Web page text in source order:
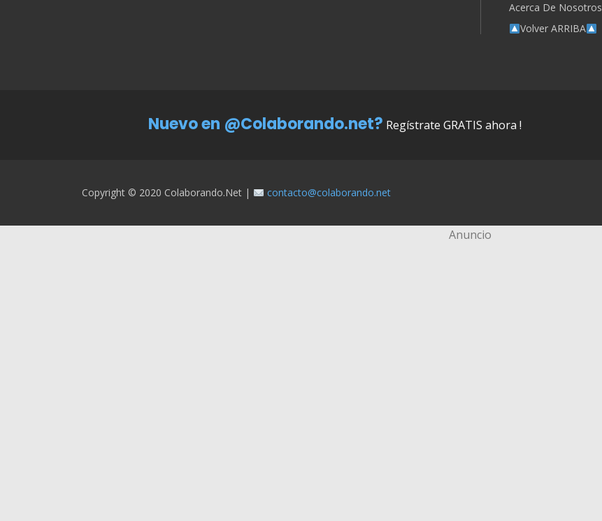
Acerca De Nosotros
Volver ARRIBA
Nuevo en @Colaborando.net? Regístrate GRATIS ahora !
Copyright © 2020 Colaborando.net | contacto@colaborando.net
Anuncio